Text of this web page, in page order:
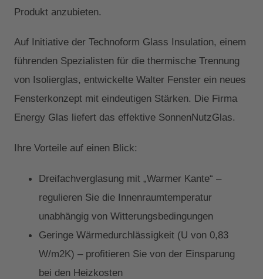
Produkt anzubieten.
Auf Initiative der Technoform Glass Insulation, einem
führenden Spezialisten für die thermische Trennung
von Isolierglas, entwickelte Walter Fenster ein neues
Fensterkonzept mit eindeutigen Stärken. Die Firma
Energy Glas liefert das effektive SonnenNutzGlas.
Ihre Vorteile auf einen Blick:
Dreifachverglasung mit „Warmer Kante“ –
regulieren Sie die Innenraumtemperatur
unabhängig von Witterungsbedingungen
Geringe Wärmedurchlässigkeit (U von 0,83
W/m2K) – profitieren Sie von der Einsparung
bei den Heizkosten